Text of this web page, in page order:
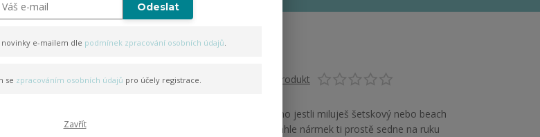
Ohodnotit produkt
Je úplně jedno jestli miluješ šetskový nebo beach
volejbal. Tenhle nármek ti prostě sedne na ruku
Odeslat
e-mailem dle podmínek zpracování osobních údajů.
se zpracováním osobních údajů pro účely registrace.
Zavřít